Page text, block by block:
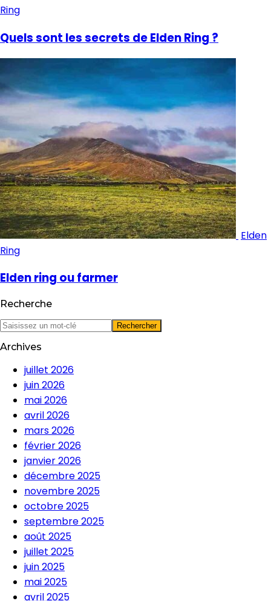
Ring
Quels sont les secrets de Elden Ring ?
Elden
Ring
Elden ring ou farmer
Recherche
Archives
juillet 2026
juin 2026
mai 2026
avril 2026
mars 2026
février 2026
janvier 2026
décembre 2025
novembre 2025
octobre 2025
septembre 2025
août 2025
juillet 2025
juin 2025
mai 2025
avril 2025